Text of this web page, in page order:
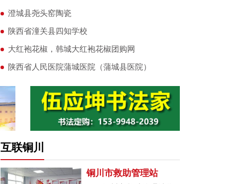
澄城县尧头窑陶瓷
陕西省潼关县四知学校
大红袍花椒，韩城大红袍花椒团购网
陕西省人民医院蒲城医院（蒲城县医院）
互联铜川
铜川市救助管理站